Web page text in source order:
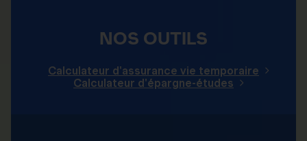
NOS OUTILS
Calculateur d'assurance vie temporaire
Calculateur d'épargne-études